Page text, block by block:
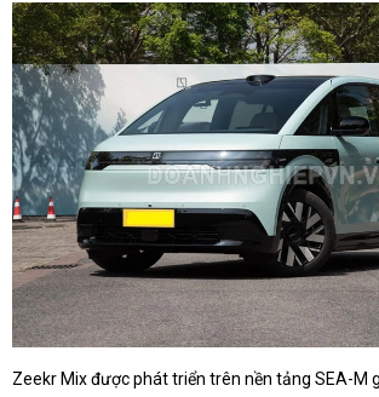
Zeekr Mix được phát triển trên nền tảng SEA-M